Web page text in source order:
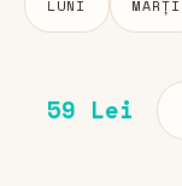
LUNI MARȚI
59 Lei